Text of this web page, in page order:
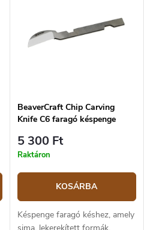
BeaverCraft Chip Carving
Knife C6 faragó késpenge
5 300 Ft
Raktáron
KOSÁRBA
Késpenge faragó késhez, amely